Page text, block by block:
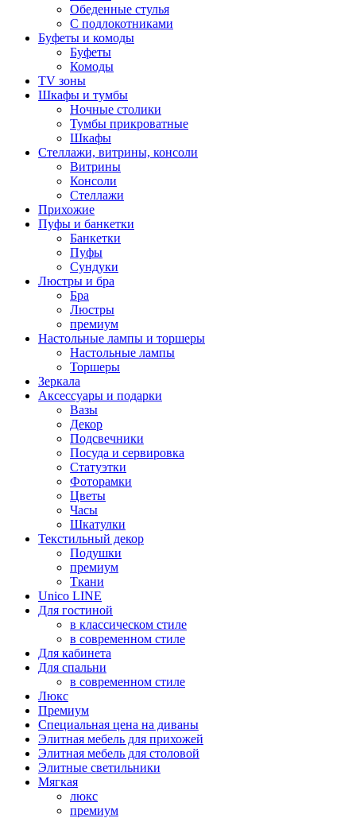
Обеденные стулья
С подлокотниками
Буфеты и комоды
Буфеты
Комоды
TV зоны
Шкафы и тумбы
Ночные столики
Тумбы прикроватные
Шкафы
Стеллажи, витрины, консоли
Витрины
Консоли
Стеллажи
Прихожие
Пуфы и банкетки
Банкетки
Пуфы
Сундуки
Люстры и бра
Бра
Люстры
премиум
Настольные лампы и торшеры
Настольные лампы
Торшеры
Зеркала
Аксессуары и подарки
Вазы
Декор
Подсвечники
Посуда и сервировка
Статуэтки
Фоторамки
Цветы
Часы
Шкатулки
Текстильный декор
Подушки
премиум
Ткани
Unico LINE
Для гостиной
в классическом стиле
в современном стиле
Для кабинета
Для спальни
в современном стиле
Люкс
Премиум
Специальная цена на диваны
Элитная мебель для прихожей
Элитная мебель для столовой
Элитные светильники
Мягкая
люкс
премиум